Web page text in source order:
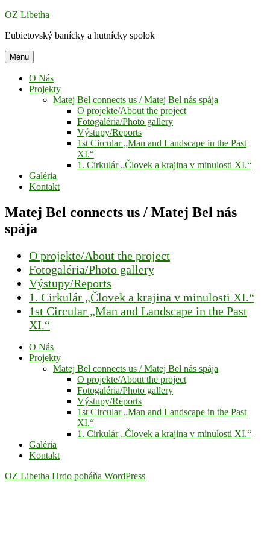
Prejsť
obsah
OZ Libetha
Ľubietovský banícky a hutnícky spolok
Menu
O Nás
Projekty
Matej Bel connects us / Matej Bel nás spája
O projekte/About the project
Fotogaléria/Photo gallery
Výstupy/Reports
1st Circular „Man and Landscape in the Past
XI.“
1. Cirkulár „Človek a krajina v minulosti XI.“
Galéria
Kontakt
Matej Bel connects us / Matej Bel nás
spája
O projekte/About the project
Fotogaléria/Photo gallery
Výstupy/Reports
1. Cirkulár „Človek a krajina v minulosti XI.“
1st Circular „Man and Landscape in the Past
XI.“
O Nás
Projekty
Matej Bel connects us / Matej Bel nás spája
O projekte/About the project
Fotogaléria/Photo gallery
Výstupy/Reports
1st Circular „Man and Landscape in the Past
XI.“
1. Cirkulár „Človek a krajina v minulosti XI.“
Galéria
Kontakt
OZ Libetha Hrdo poháňa WordPress